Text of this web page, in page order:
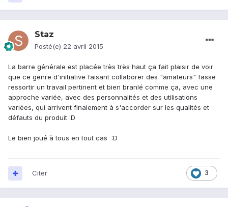
Staz
Posté(e) 22 avril 2015
La barre générale est placée très très haut ça fait plaisir de voir
que ce genre d'initiative faisant collaborer des "amateurs" fasse
ressortir un travail pertinent et bien branlé comme ça, avec une
approche variée, avec des personnalités et des utilisations
variées, qui arrivent finalement à s'accorder sur les qualités et
défauts du produit :D
Le bien joué à tous en tout cas :D
3
Citer